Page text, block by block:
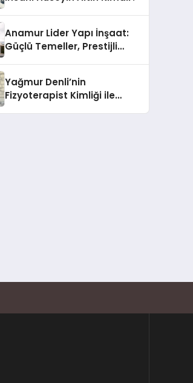
Anamur Lider Yapı İnşaat:
Güçlü Temeller, Prestijli
Yağmur Denli’nin
Fizyoterapist Kimliği ile